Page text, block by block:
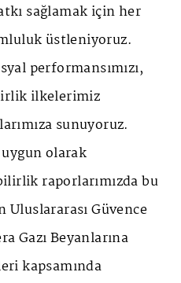
sağlamak için her
üstleniyoruz.
performansımızı,
ilkelerimiz
sunuyoruz.
olarak
raporlarımızda bu
Güvence
Gazı Beyanlarına
kapsamında